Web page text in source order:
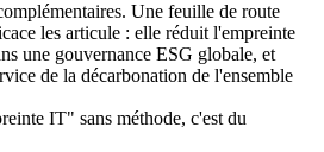
Une feuille de route
les articule : elle réduit l'empreinte
une gouvernance ESG globale, et
de la décarbonation de l'ensemble
IT" sans méthode, c'est du